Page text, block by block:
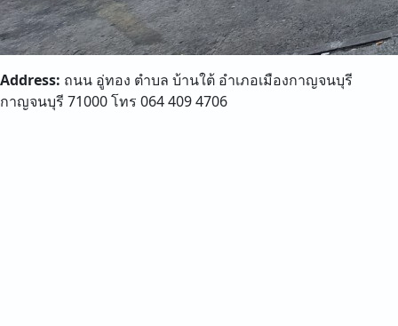
Address: ถนน อู่ทอง ตำบล บ้านใต้ อำเภอเมืองกาญจนบุรี
กาญจนบุรี 71000 โทร 064 409 4706